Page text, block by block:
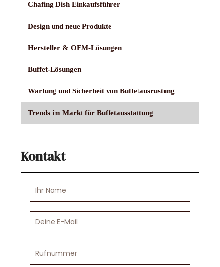
Chafing Dish Einkaufsführer
Design und neue Produkte
Hersteller & OEM-Lösungen
Buffet-Lösungen
Wartung und Sicherheit von Buffetausrüstung
Trends im Markt für Buffetausstattung
Kontakt
Name
E-